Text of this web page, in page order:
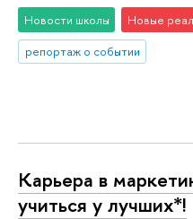
Новости школы
Новые
репортаж о событии
Карьера в
учиться у лучших*!